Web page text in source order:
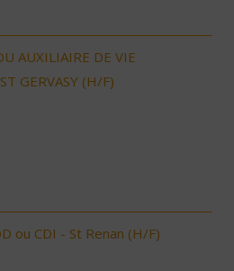
AUXILIAIRE DE VIE
GERVASY (H/F)
ou CDI - St Renan (H/F)